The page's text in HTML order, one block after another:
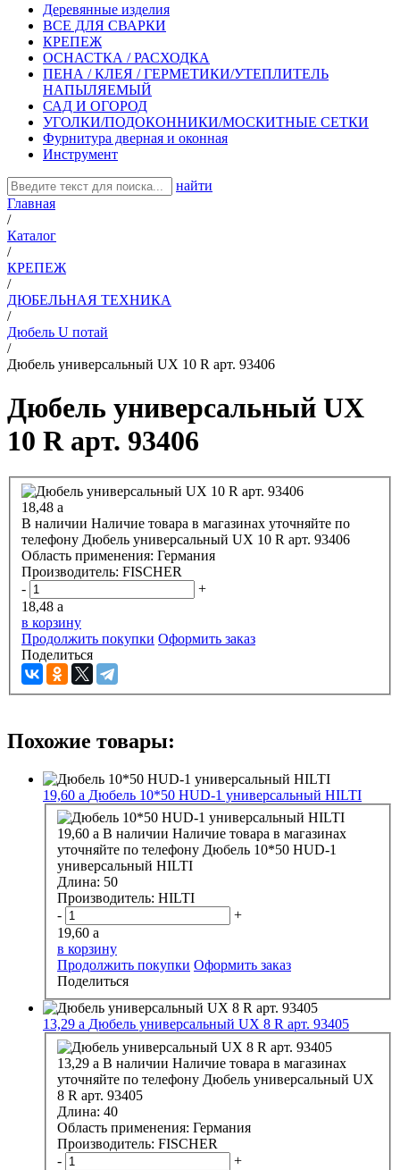
Деревянные изделия
ВСЕ ДЛЯ СВАРКИ
КРЕПЕЖ
ОСНАСТКА / РАСХОДКА
ПЕНА / КЛЕЯ / ГЕРМЕТИКИ/УТЕПЛИТЕЛЬ
НАПЫЛЯЕМЫЙ
САД И ОГОРОД
УГОЛКИ/ПОДОКОННИКИ/МОСКИТНЫЕ СЕТКИ
Фурнитура дверная и оконная
Инструмент
найти
Главная
/
Каталог
/
КРЕПЕЖ
/
ДЮБЕЛЬНАЯ ТЕХНИКА
/
Дюбель U потай
/
Дюбель универсальный UX 10 R арт. 93406
Дюбель универсальный UX
10 R арт. 93406
18,48 a
В наличии Наличие товара в магазинах уточняйте по
телефону
Дюбель универсальный UX 10 R арт. 93406
Область применения: Германия
Производитель: FISCHER
-
+
18,48 a
в корзину
Продолжить покупки Оформить заказ
Поделиться
Похожие товары:
19,60 a Дюбель 10*50 HUD-1 универсальный HILTI
19,60 a В наличии Наличие товара в магазинах
уточняйте по телефону Дюбель 10*50 HUD-1
универсальный HILTI
Длина: 50
Производитель: HILTI
-
+
19,60 a
в корзину
Продолжить покупки Оформить заказ
Поделиться
13,29 a Дюбель универсальный UX 8 R арт. 93405
13,29 a В наличии Наличие товара в магазинах
уточняйте по телефону Дюбель универсальный UX
8 R арт. 93405
Длина: 40
Область применения: Германия
Производитель: FISCHER
-
+